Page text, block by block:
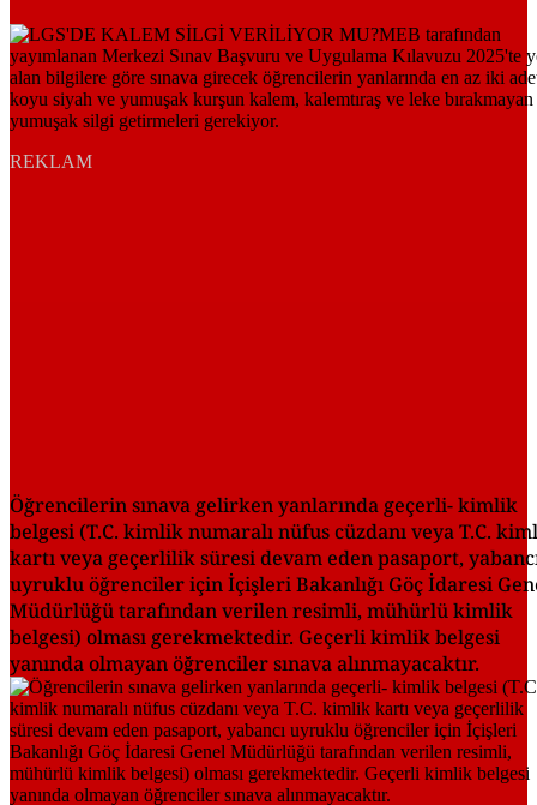
REKLAM
Öğrencilerin sınava gelirken yanlarında geçerli- kimlik
belgesi (T.C. kimlik numaralı nüfus cüzdanı veya T.C.
kartı veya geçerlilik süresi devam eden pasaport,
uyruklu öğrenciler için İçişleri Bakanlığı Göç İdaresi
Müdürlüğü tarafından verilen resimli, mühürlü kimlik
belgesi) olması gerekmektedir. Geçerli kimlik belgesi
yanında olmayan öğrenciler sınava alınmayacaktır.